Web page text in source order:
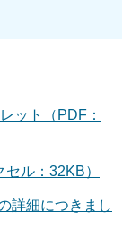
ット（PDF：
ル：32KB）
詳細につきまし